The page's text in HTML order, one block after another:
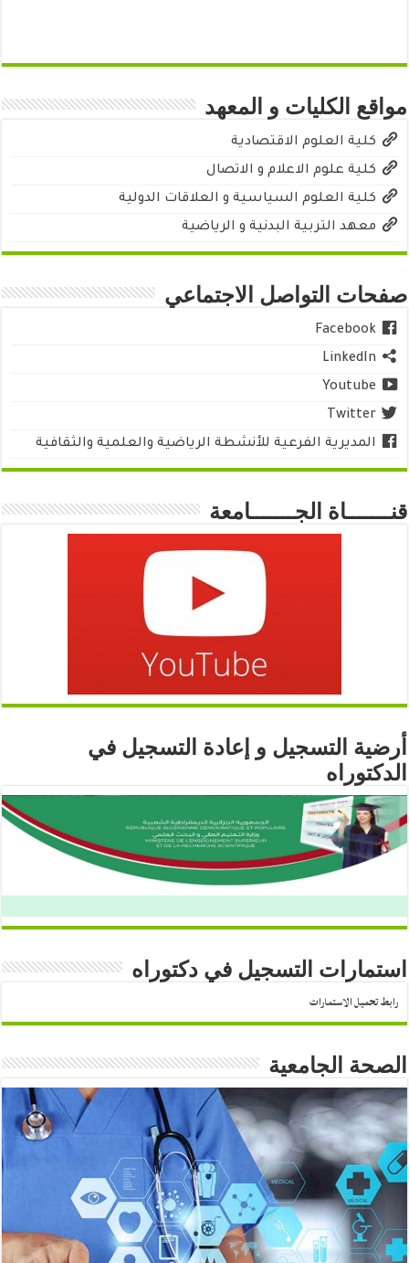
مواقع الكليات و المعهد
كلية العلوم الاقتصادية
كلية علوم الاعلام و الاتصال
كلية العلوم السياسية و العلاقات الدولية
معهد التربية البدنية و الرياضية
صفحات التواصل الاجتماعي
Facebook
LinkedIn
Youtube
Twitter
المديرية الفرعية للأنشطة الرياضية والعلمية والثقافية
قنـــــــاة الجـــــــامعة
أرضية التسجيل و إعادة التسجيل في
الدكتوراه
استمارات التسجيل في دكتوراه
رابط تحميل الاستمارات
الصحة الجامعية